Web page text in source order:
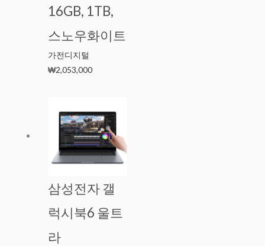
16GB, 1TB,
스노우화이트
가전디지털
₩2,053,000
삼성전자 갤
럭시북6 울트
라